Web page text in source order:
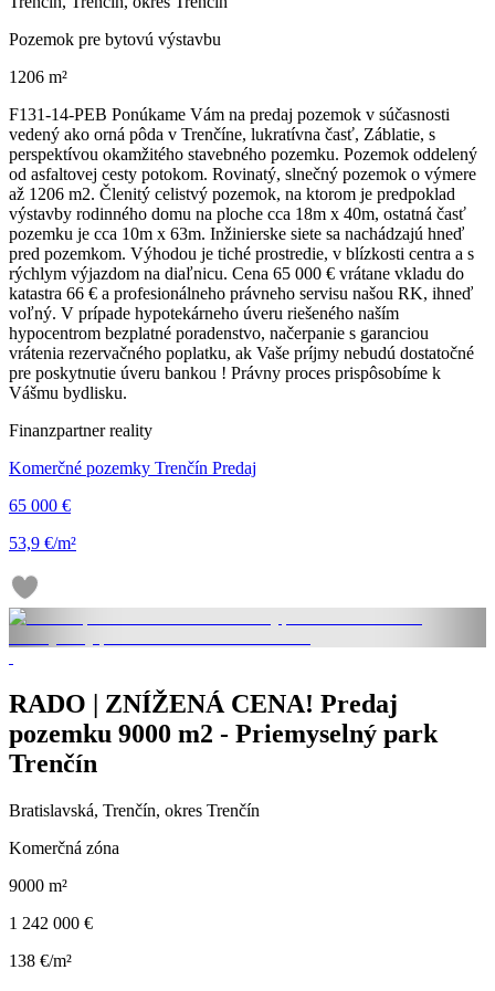
Pozemok pre bytovú výstavbu
1206 m²
F131-14-PEB Ponúkame Vám na predaj pozemok v súčasnosti
vedený ako orná pôda v Trenčíne, lukratívna časť, Záblatie, s
perspektívou okamžitého stavebného pozemku. Pozemok oddelený
od asfaltovej cesty potokom. Rovinatý, slnečný pozemok o výmere
až 1206 m2. Členitý celistvý pozemok, na ktorom je predpoklad
výstavby rodinného domu na ploche cca 18m x 40m, ostatná časť
pozemku je cca 10m x 63m. Inžinierske siete sa nachádzajú hneď
pred pozemkom. Výhodou je tiché prostredie, v blízkosti centra a s
rýchlym výjazdom na diaľnicu. Cena 65 000 € vrátane vkladu do
katastra 66 € a profesionálneho právneho servisu našou RK, ihneď
voľný. V prípade hypotekárneho úveru riešeného naším
hypocentrom bezplatné poradenstvo, načerpanie s garanciou
vrátenia rezervačného poplatku, ak Vaše príjmy nebudú dostatočné
pre poskytnutie úveru bankou ! Právny proces prispôsobíme k
Vášmu bydlisku.
Finanzpartner reality
Komerčné pozemky Trenčín Predaj
65 000 €
53,9 €/m²
RADO | ZNÍŽENÁ CENA! Predaj
pozemku 9000 m2 - Priemyselný park
Trenčín
Bratislavská, Trenčín, okres Trenčín
Komerčná zóna
9000 m²
1 242 000 €
138 €/m²